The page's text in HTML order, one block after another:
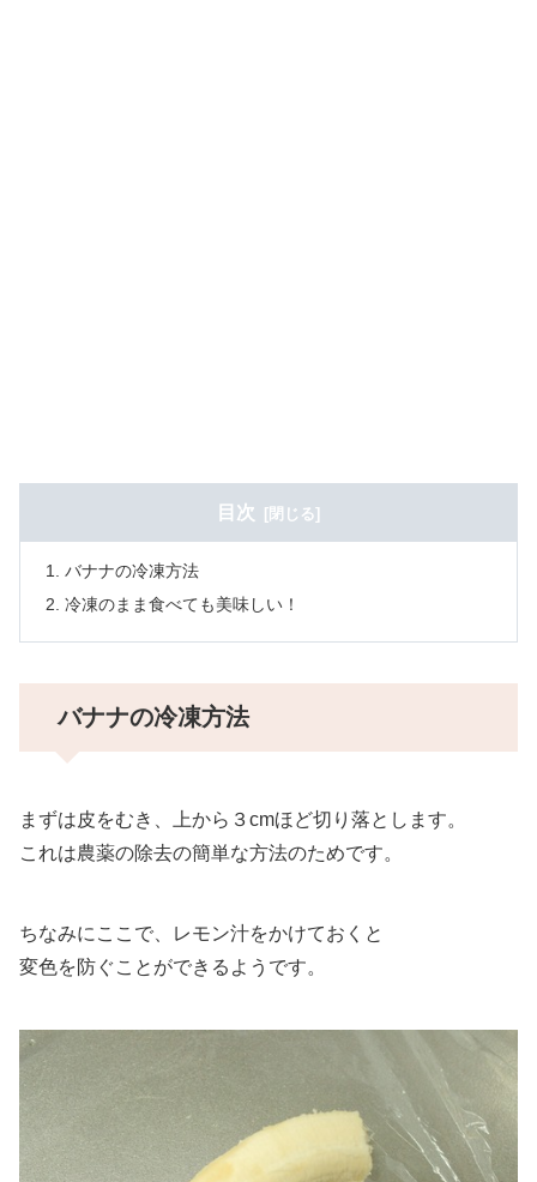
目次
バナナの冷凍方法
冷凍のまま食べても美味しい！
バナナの冷凍方法
まずは皮をむき、上から３cmほど切り落とします。
これは農薬の除去の簡単な方法のためです。
ちなみにここで、レモン汁をかけておくと
変色を防ぐことができるようです。